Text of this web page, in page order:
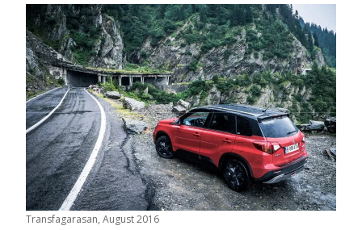
Transfagarasan, August 2016